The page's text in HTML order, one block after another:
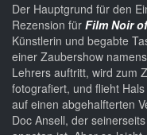
Der Hauptgrund für den
Rezension für Film Noir
Künstlerin und begabte
einer Zaubershow namens
Lehrers auftritt, wird zum
fotografiert, und flieht
auf einen abgehalfterten
Doc Ansell, der